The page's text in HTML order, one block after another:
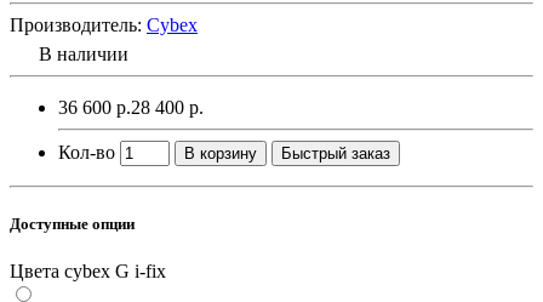
Производитель: Cybex
В наличии
36 600 р.28 400 р.
Кол-во В корзину Быстрый заказ
Доступные опции
Цвета cybex G i-fix